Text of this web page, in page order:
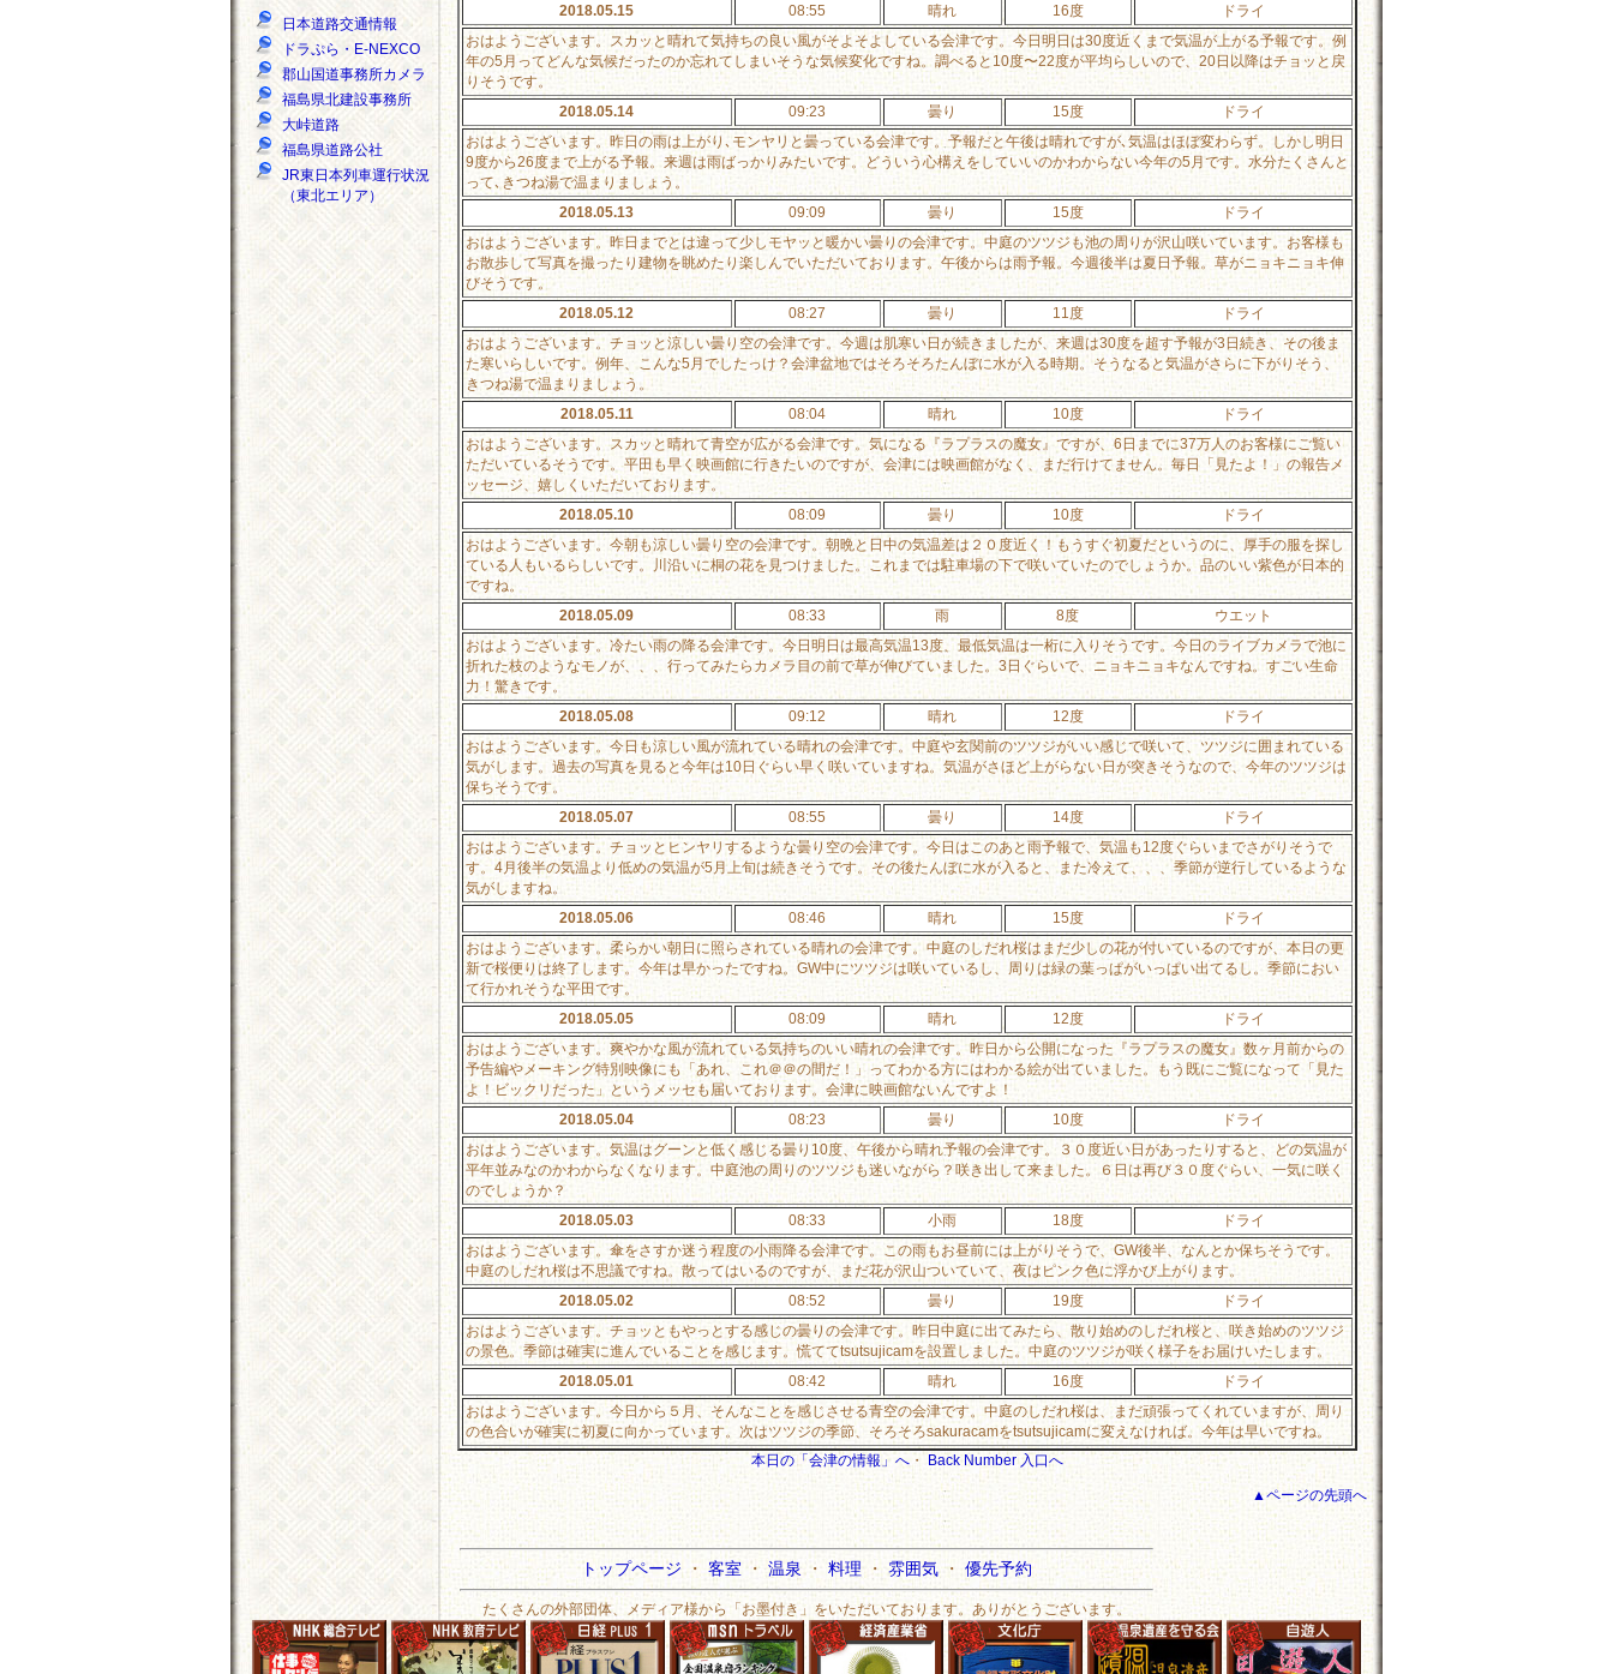
日本道路交通情報
ドラぷら・E-NEXCO
郡山国道事務所カメラ
福島県北建設事務所
大峠道路
福島県道路公社
JR東日本列車運行状況
（東北エリア）
2018.05.15
08:55 晴れ 16度
ドライ
おはようございます。スカッと晴れて気持ちの良い風がそよそよしている会津です。今日明日は30度近くまで気温が上がる予報です。例
年の5月ってどんな気候だったのか忘れてしまいそうな気候変化ですね。調べると10度〜22度が平均らしいので、20日以降はチョッと戻
りそうです。
2018.05.14
09:23 曇り 15度
ドライ
おはようございます。昨日の雨は上がり､モンヤリと曇っている会津です。予報だと午後は晴れですが､気温はほぼ変わらず。しかし明日
9度から26度まで上がる予報。来週は雨ばっかりみたいです。どういう心構えをしていいのかわからない今年の5月です。水分たくさんと
って､きつね湯で温まりましょう。
2018.05.13
09:09 曇り 15度
ドライ
おはようございます。昨日までとは違って少しモヤッと暖かい曇りの会津です。中庭のツツジも池の周りが沢山咲いています。お客様も
お散歩して写真を撮ったり建物を眺めたり楽しんでいただいております。午後からは雨予報。今週後半は夏日予報。草がニョキニョキ伸
びそうです。
2018.05.12
08:27 曇り 11度
ドライ
おはようございます。チョッと涼しい曇り空の会津です。今週は肌寒い日が続きましたが、来週は30度を超す予報が3日続き、その後ま
た寒いらしいです。例年、こんな5月でしたっけ？会津盆地ではそろそろたんぼに水が入る時期。そうなると気温がさらに下がりそう、
きつね湯で温まりましょう。
2018.05.11
08:04 晴れ 10度
ドライ
おはようございます。スカッと晴れて青空が広がる会津です。気になる『ラプラスの魔女』ですが、6日までに37万人のお客様にご覧い
ただいているそうです。平田も早く映画館に行きたいのですが、会津には映画館がなく、まだ行けてません。毎日「見たよ！」の報告メ
ッセージ、嬉しくいただいております。
2018.05.10
08:09 曇り 10度
ドライ
おはようございます。今朝も涼しい曇り空の会津です。朝晩と日中の気温差は２０度近く！もうすぐ初夏だというのに、厚手の服を探し
ている人もいるらしいです。川沿いに桐の花を見つけました。これまでは駐車場の下で咲いていたのでしょうか。品のいい紫色が日本的
ですね。
2018.05.09
08:33 雨 8度
ウエット
おはようございます。冷たい雨の降る会津です。今日明日は最高気温13度、最低気温は一桁に入りそうです。今日のライブカメラで池に
折れた枝のようなモノが、、、行ってみたらカメラ目の前で草が伸びていました。3日ぐらいで、ニョキニョキなんですね。すごい生命
力！驚きです。
2018.05.08
09:12 晴れ 12度
ドライ
おはようございます。今日も涼しい風が流れている晴れの会津です。中庭や玄関前のツツジがいい感じで咲いて、ツツジに囲まれている
気がします。過去の写真を見ると今年は10日ぐらい早く咲いていますね。気温がさほど上がらない日が突きそうなので、今年のツツジは
保ちそうです。
2018.05.07
08:55 曇り 14度
ドライ
おはようございます。チョッとヒンヤリするような曇り空の会津です。今日はこのあと雨予報で、気温も12度ぐらいまでさがりそうで
す。4月後半の気温より低めの気温が5月上旬は続きそうです。その後たんぼに水が入ると、また冷えて、、、季節が逆行しているような
気がしますね。
2018.05.06
08:46 晴れ 15度
ドライ
おはようございます。柔らかい朝日に照らされている晴れの会津です。中庭のしだれ桜はまだ少しの花が付いているのですが、本日の更
新で桜便りは終了します。今年は早かったですね。GW中にツツジは咲いているし、周りは緑の葉っぱがいっぱい出てるし。季節におい
て行かれそうな平田です。
2018.05.05
08:09 晴れ 12度
ドライ
おはようございます。爽やかな風が流れている気持ちのいい晴れの会津です。昨日から公開になった『ラプラスの魔女』数ヶ月前からの
予告編やメーキング特別映像にも「あれ、これ＠＠の間だ！」ってわかる方にはわかる絵が出ていました。もう既にご覧になって「見た
よ！ビックリだった」というメッセも届いております。会津に映画館ないんですよ！
2018.05.04
08:23 曇り 10度
ドライ
おはようございます。気温はグーンと低く感じる曇り10度、午後から晴れ予報の会津です。３０度近い日があったりすると、どの気温が
平年並みなのかわからなくなります。中庭池の周りのツツジも迷いながら？咲き出して来ました。６日は再び３０度ぐらい、一気に咲く
のでしょうか？
2018.05.03
08:33 小雨 18度
ドライ
おはようございます。傘をさすか迷う程度の小雨降る会津です。この雨もお昼前には上がりそうで、GW後半、なんとか保ちそうです。
中庭のしだれ桜は不思議ですね。散ってはいるのですが、まだ花が沢山ついていて、夜はピンク色に浮かび上がります。
2018.05.02
08:52 曇り 19度
ドライ
おはようございます。チョッともやっとする感じの曇りの会津です。昨日中庭に出てみたら、散り始めのしだれ桜と、咲き始めのツツジ
の景色。季節は確実に進んでいることを感じます。慌ててtsutsujicamを設置しました。中庭のツツジが咲く様子をお届けいたします。
2018.05.01
08:42 晴れ 16度
ドライ
おはようございます。今日から５月、そんなことを感じさせる青空の会津です。中庭のしだれ桜は、まだ頑張ってくれていますが、周り
の色合いが確実に初夏に向かっています。次はツツジの季節、そろそろsakuracamをtsutsujicamに変えなければ。今年は早いですね。
本日の「会津の情報」へ・ Back Number 入口へ
▲ページの先頭へ
トップページ ・ 客室 ・ 温泉 ・ 料理 ・ 雰囲気 ・ 優先予約
たくさんの外部団体、メディア様から「お墨付き」をいただいております。ありがとうございます。